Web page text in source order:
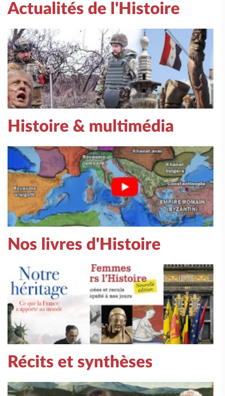
Actualités de l'Histoire
Histoire & multimédia
Nos livres d'Histoire
Récits et synthèses